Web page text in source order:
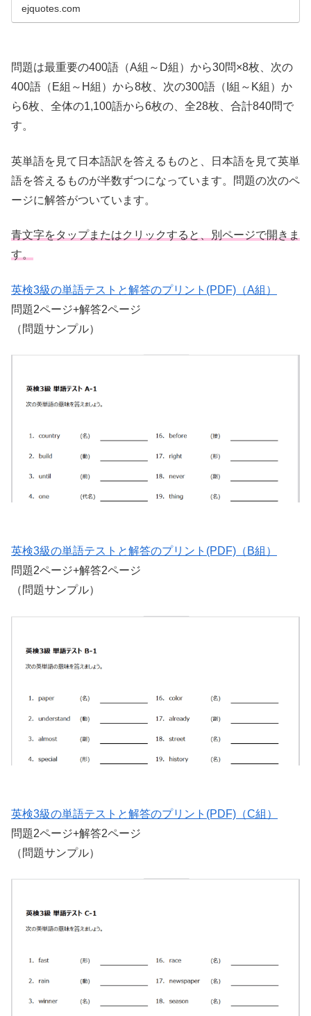
ejquotes.com
問題は最重要の400語（A組～D組）から30問×8枚、次の
400語（E組～H組）から8枚、次の300語（I組～K組）か
ら6枚、全体の1,100語から6枚の、全28枚、合計840問で
す。
英単語を見て日本語訳を答えるものと、日本語を見て英単
語を答えるものが半数ずつになっています。問題の次のペ
ージに解答がついています。
青文字をタップまたはクリックすると、別ページで開きま
す。
英検3級の単語テストと解答のプリント(PDF)（A組）
問題2ページ+解答2ページ
（問題サンプル）
英検3級の単語テストと解答のプリント(PDF)（B組）
問題2ページ+解答2ページ
（問題サンプル）
英検3級の単語テストと解答のプリント(PDF)（C組）
問題2ページ+解答2ページ
（問題サンプル）